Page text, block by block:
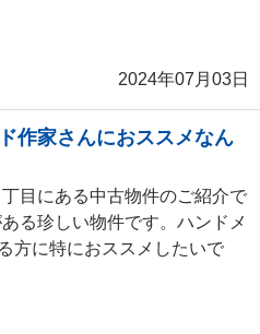
2024年07月03日
作家さんにおススメなん
目にある中古物件のご紹介で
る珍しい物件です。ハンドメ
方に特におススメしたいで